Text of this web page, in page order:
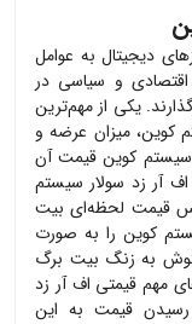
دیجیتال به عوامل
اقتصادی و سیاسی در
یکی از مهم‌ترین
کوین، میزان عرضه و
سیستم کوینقیمت آن
اف آر زد سولار سیستم
قیمت لحظه‌ای بیت
کوین را به صورت
گوش به زنگ بیت برگ
مهم قیمتی اف آر زد
قیمت به این